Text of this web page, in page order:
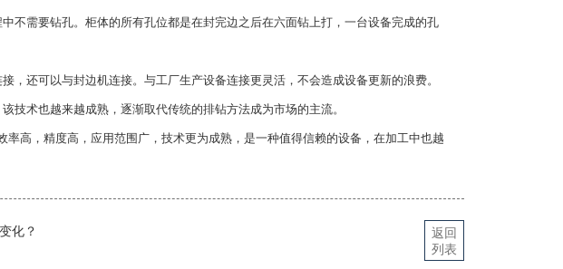
不需要钻孔。柜体的所有孔位都是在封完边之后在六面钻上打，一台设备完成的孔
，还可以与封边机连接。与工厂生产设备连接更灵活，不会造成设备更新的浪费。
技术也越来越成熟，逐渐取代传统的排钻方法成为市场的主流。
率高，精度高，应用范围广，技术更为成熟，是一种值得信赖的设备，在加工中也越
化？
返回
列表